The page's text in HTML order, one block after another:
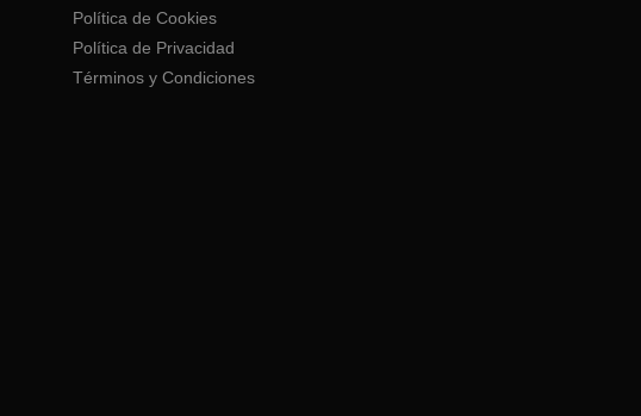
Política de Cookies
Política de Privacidad
Términos y Condiciones